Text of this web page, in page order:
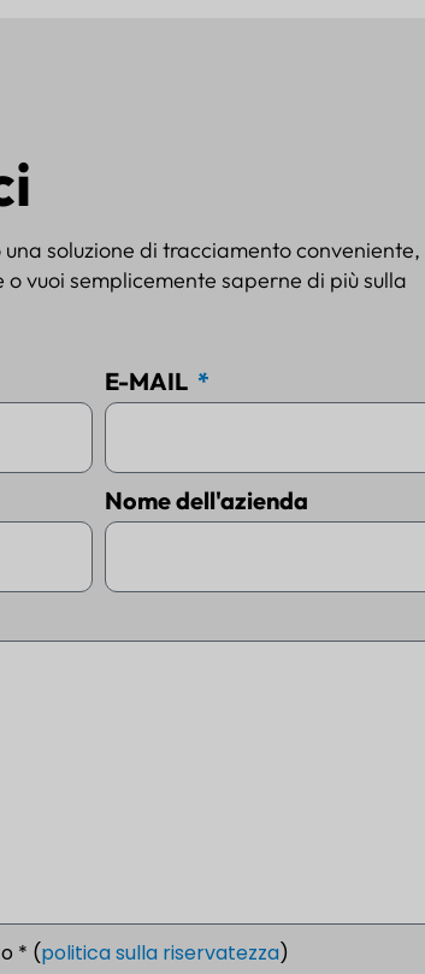
soluzione di tracciamento conveniente,
vuoi semplicemente saperne di più sulla
E-MAIL
Nome dell'azienda
* (politica sulla riservatezza)